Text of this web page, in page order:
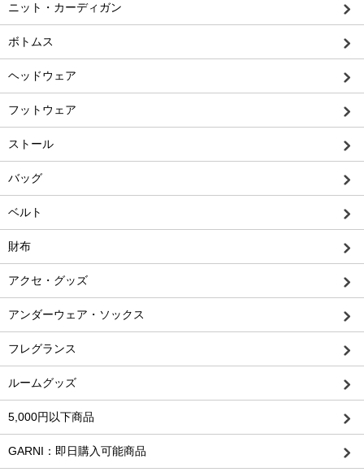
ニット・カーディガン
ボトムス
ヘッドウェア
フットウェア
ストール
バッグ
ベルト
財布
アクセ・グッズ
アンダーウェア・ソックス
フレグランス
ルームグッズ
5,000円以下商品
GARNI：即日購入可能商品